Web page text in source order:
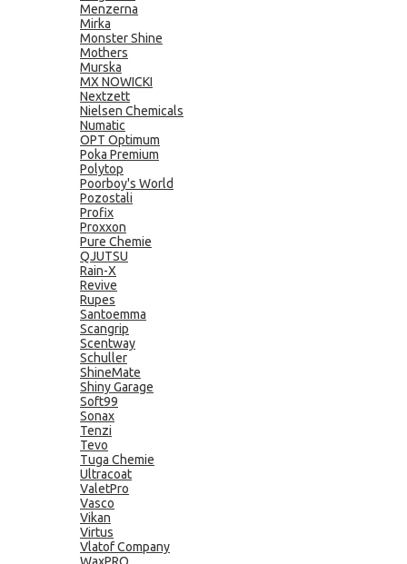
Menzerna
Mirka
Monster Shine
Mothers
Murska
MX NOWICKI
Nextzett
Nielsen Chemicals
Numatic
OPT Optimum
Poka Premium
Polytop
Poorboy's World
Pozostali
Profix
Proxxon
Pure Chemie
QJUTSU
Rain-X
Revive
Rupes
Santoemma
Scangrip
Scentway
Schuller
ShineMate
Shiny Garage
Soft99
Sonax
Tenzi
Tevo
Tuga Chemie
Ultracoat
ValetPro
Vasco
Vikan
Virtus
Vlatof Company